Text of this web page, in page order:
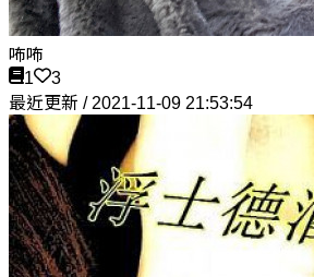
咘咘
1
3
最近更新 / 2021-11-09 21:53:54